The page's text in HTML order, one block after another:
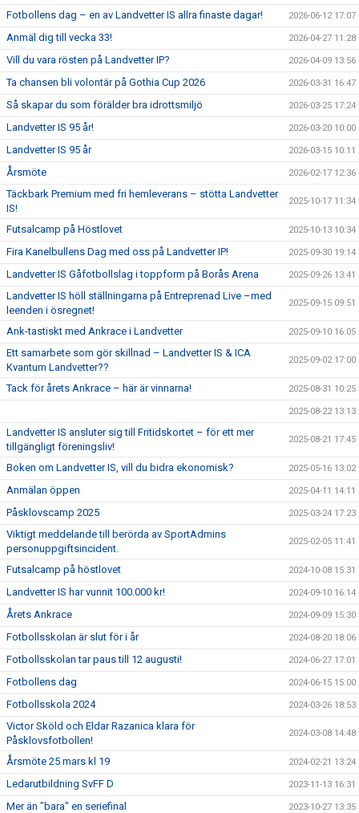
Fotbollens dag – en av Landvetter IS allra finaste dagar! 2026-06-12 17:07
Anmäl dig till vecka 33! 2026-04-27 11:28
Vill du vara rösten på Landvetter IP? 2026-04-09 13:56
Ta chansen bli volontär på Gothia Cup 2026 2026-03-31 16:47
Så skapar du som förälder bra idrottsmiljö 2026-03-25 17:24
Landvetter IS 95 år! 2026-03-20 10:00
Landvetter IS 95 år 2026-03-15 10:11
Årsmöte 2026-02-17 12:36
Täckbark Premium med fri hemleverans – stötta Landvetter
IS!
2025-10-17 11:34
Futsalcamp på Höstlovet 2025-10-13 10:34
Fira Kanelbullens Dag med oss på Landvetter IP! 2025-09-30 19:14
Landvetter IS Gåfotbollslag i toppform på Borås Arena 2025-09-26 13:41
Landvetter IS höll ställningarna på Entreprenad Live –med
leenden i ösregnet!
2025-09-15 09:51
Ank-tastiskt med Ankrace i Landvetter 2025-09-10 16:05
Ett samarbete som gör skillnad – Landvetter IS & ICA
Kvantum Landvetter??
2025-09-02 17:00
Tack för årets Ankrace – här är vinnarna! 2025-08-31 10:25
2025-08-22 13:13
Landvetter IS ansluter sig till Fritidskortet – för ett mer
tillgängligt föreningsliv!
2025-08-21 17:45
Boken om Landvetter IS, vill du bidra ekonomisk? 2025-05-16 13:02
Anmälan öppen 2025-04-11 14:11
Påsklovscamp 2025 2025-03-24 17:23
Viktigt meddelande till berörda av SportAdmins
personuppgiftsincident.
2025-02-05 11:41
Futsalcamp på höstlovet 2024-10-08 15:31
Landvetter IS har vunnit 100.000 kr! 2024-09-10 16:14
Årets Ankrace 2024-09-09 15:30
Fotbollsskolan är slut för i år 2024-08-20 18:06
Fotbollsskolan tar paus till 12 augusti! 2024-06-27 17:01
Fotbollens dag 2024-06-15 15:00
Fotbollsskola 2024 2024-03-26 18:53
Victor Sköld och Eldar Razanica klara för
Påsklovsfotbollen!
2024-03-08 14:48
Årsmöte 25 mars kl 19 2024-02-21 13:24
Ledarutbildning SvFF D 2023-11-13 16:31
Mer än "bara" en seriefinal 2023-10-27 13:35